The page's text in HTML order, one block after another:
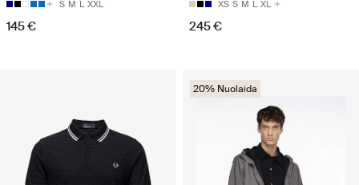
S M L XXL
145 €
XS S M L XL
245 €
20% Nuolaida